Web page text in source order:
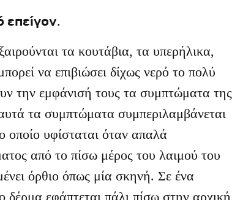
επείγον.
τα κουτάβια, τα υπερήλικα,
να επιβιώσει δίχως νερό το πολύ
την εμφάνισή τους τα συμπτώματα της
τα συμπτώματα συμπεριλαμβάνεται
υφίσταται όταν απαλά
από το πίσω μέρος του λαιμού του
όρθιο όπως μία σκηνή. Σε ένα
εφάπτεται πάλι πίσω στην αρχική